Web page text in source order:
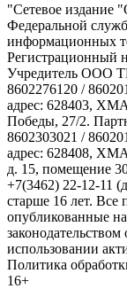
"Сетевое
Федеральной
информационных
Регистрационный
Учредитель ООО
8602276120 /
адрес: 628403,
Победы, 27/2.
8602303021 /
адрес: 628408,
д. 15, помещение
+7(3462) 22-12-11
старше 16 лет. Все
опубликованные
использовании
Политика
16+